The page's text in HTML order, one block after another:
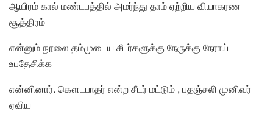
ஆயிரம் கால் மண்டபத்தில் அமர்ந்து தாம் ஏற்றிய வியாகரண
சூத்திரம்
என்னும் நூலை தம்முடைய சீடர்களுக்கு நேருக்கு நேராய்
உபதேசிக்க
என்னினார். கௌடபாதர் என்ற சீடர் மட்டும் , பதஞ்சலி முனிவர்
ஏவிய